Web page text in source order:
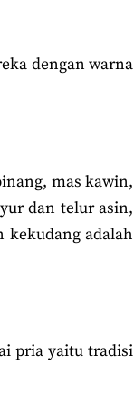
dengan warna
mas kawin,
dan telur asin,
kekudang adalah
pria yaitu tradisi